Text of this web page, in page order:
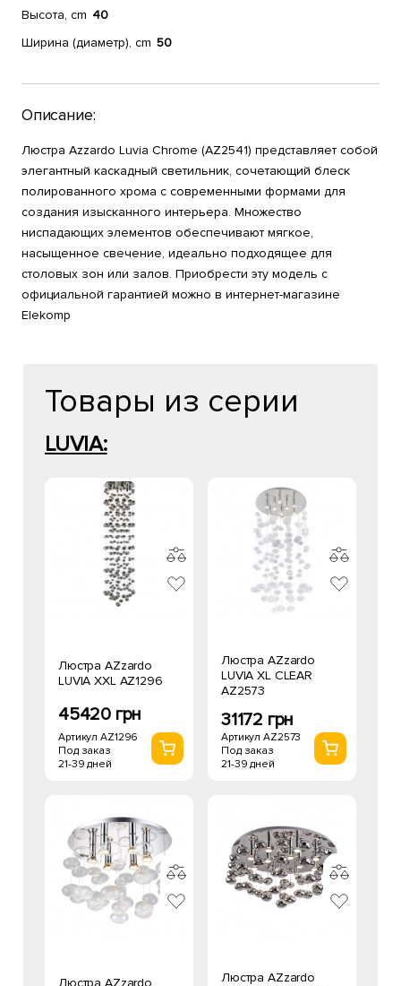
Высота, cm 40
Ширина (диаметр), cm 50
Описание:
Люстра Azzardo Luvia Chrome (AZ2541) представляет собой
элегантный каскадный светильник, сочетающий блеск
полированного хрома с современными формами для
создания изысканного интерьера. Множество
ниспадающих элементов обеспечивают мягкое,
насыщенное свечение, идеально подходящее для
столовых зон или залов. Приобрести эту модель с
официальной гарантией можно в интернет-магазине
Elekomp
Товары из серии
LUVIA:
Люстра AZzardo
LUVIA XXL AZ1296
45420 грн
Артикул AZ1296
Под заказ
21-39 дней
Люстра AZzardo
LUVIA XL CLEAR
AZ2573
31172 грн
Артикул AZ2573
Под заказ
21-39 дней
Люстра AZzardo
Люстра AZzardo